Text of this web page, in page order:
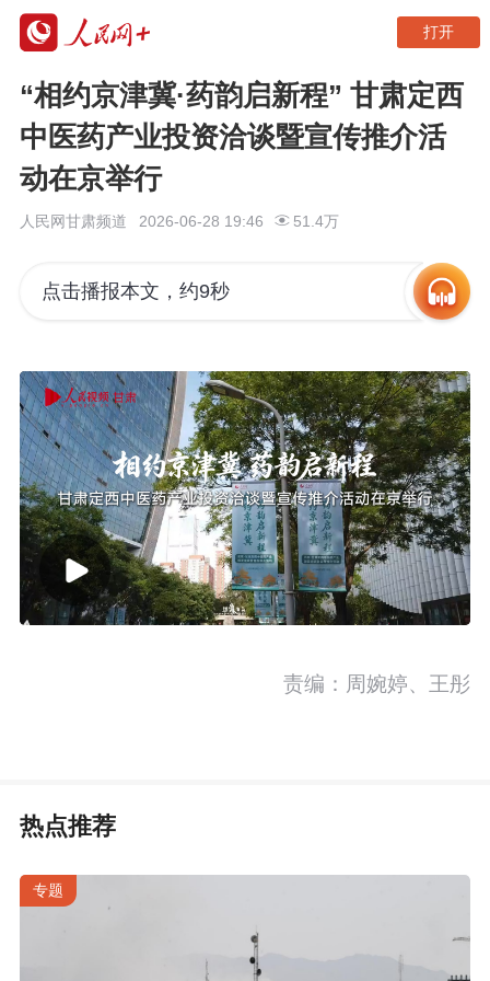
打开
“相约京津冀·药韵启新程” 甘肃定西
中医药产业投资洽谈暨宣传推介活
动在京举行
人民网甘肃频道 2026-06-28 19:46 51.4万
点击播报本文，约9秒
责编：周婉婷、王彤
热点推荐
专题